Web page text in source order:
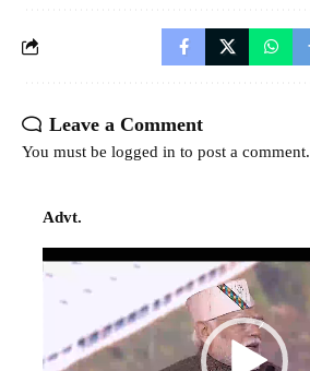
Leave a Comment
You must be logged in to post a comment.
Advt.
Video